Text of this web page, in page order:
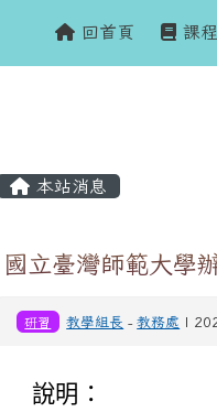
回首頁 課
本站消息
國立臺灣師範大學
研習 教學組長 -教務處 |
說明：